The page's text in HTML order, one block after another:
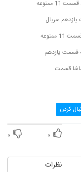
11 ممنوعه
سریال
ممنوعه
قسمت یازدهم
قسمت
کردن
۰ ۰
نظرات